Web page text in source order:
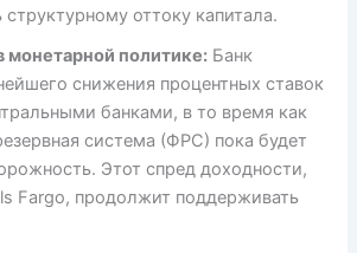
структурному оттоку капитала.
монетарной политике: Банк
снижения процентных ставок
банками, в то время как
система (ФРС) пока будет
Этот спред доходности,
Fargo, продолжит поддерживать